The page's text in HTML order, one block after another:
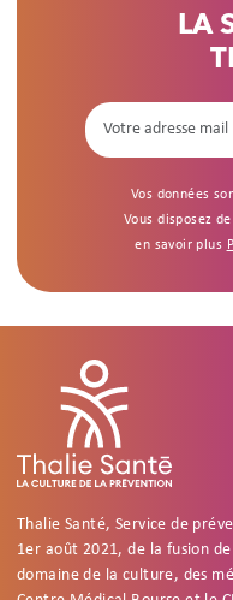
LA
Vos données
Vous disposez
en savoir plus
Thalie Santé, Service de
1er août 2021, de la fusion
domaine de la culture, des